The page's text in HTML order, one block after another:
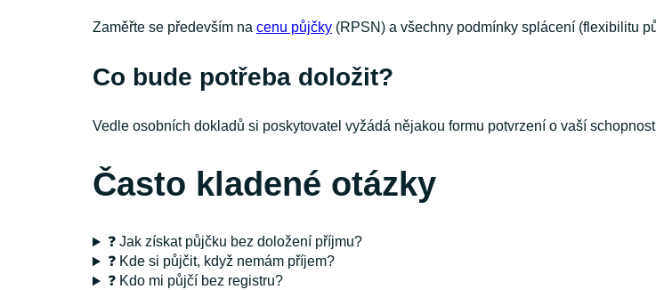
Zaměřte se především na cenu půjčky (RPSN) a všechny podmínky splácení (flexibilitu
Co bude potřeba doložit?
Vedle osobních dokladů si poskytovatel vyžádá nějakou formu potvrzení o vaší
Často kladené otázky
❓ Jak získat půjčku bez doložení příjmu?
❓ Kde si půjčit, když nemám příjem?
❓ Kdo mi půjčí bez registru?